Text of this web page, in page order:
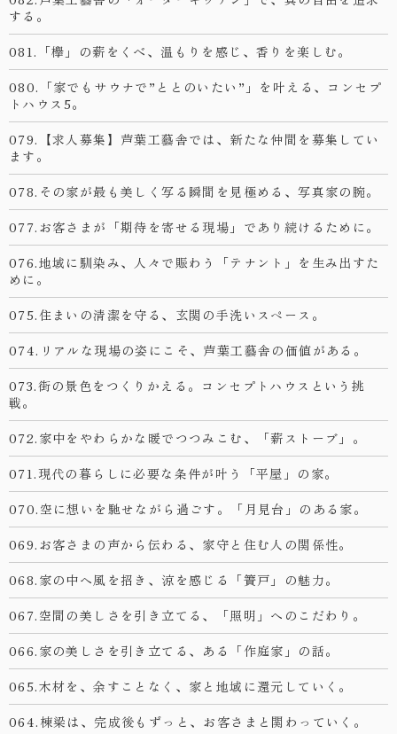
する。
081.「欅」の薪をくべ、温もりを感じ、香りを楽しむ。
080.「家でもサウナで”ととのいたい”」を叶える、コンセプ
トハウス5。
079.【求人募集】芦葉工藝舎では、新たな仲間を募集してい
ます。
078.その家が最も美しく写る瞬間を見極める、写真家の腕。
077.お客さまが「期待を寄せる現場」であり続けるために。
076.地域に馴染み、人々で賑わう「テナント」を生み出すた
めに。
075.住まいの清潔を守る、玄関の手洗いスペース。
074.リアルな現場の姿にこそ、芦葉工藝舎の価値がある。
073.街の景色をつくりかえる。コンセプトハウスという挑
戦。
072.家中をやわらかな暖でつつみこむ、「薪ストーブ」。
071.現代の暮らしに必要な条件が叶う「平屋」の家。
070.空に想いを馳せながら過ごす。「月見台」のある家。
069.お客さまの声から伝わる、家守と住む人の関係性。
068.家の中へ風を招き、涼を感じる「簀戸」の魅力。
067.空間の美しさを引き立てる、「照明」へのこだわり。
066.家の美しさを引き立てる、ある「作庭家」の話。
065.木材を、余すことなく、家と地域に還元していく。
064.棟梁は、完成後もずっと、お客さまと関わっていく。